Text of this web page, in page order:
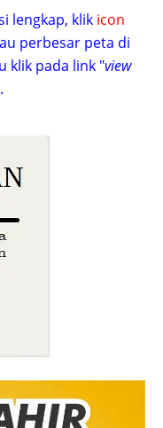
lengkap, klik icon
perbesar peta di
klik pada link "view